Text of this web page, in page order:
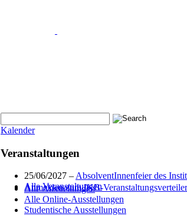
Kalender
Veranstaltungen
25/06/2027 –AbsolventInnenfeier des
Alle Veranstaltungen
Anmelden zum IKB-Veranstaltungsverteiler
Alle Ausstellungen
Alle Online-Ausstellungen
Studentische Ausstellungen